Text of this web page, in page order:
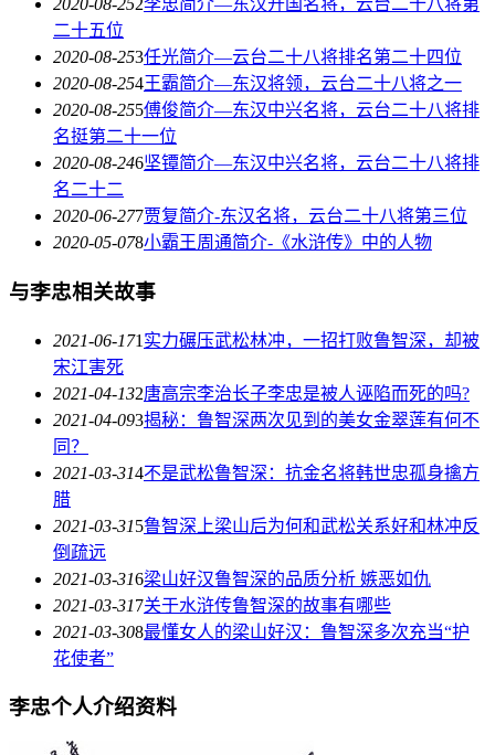
2020-08-252李忠简介—东汉开国名将，云台二十八将第
二十五位
2020-08-253任光简介—云台二十八将排名第二十四位
2020-08-254王霸简介—东汉将领，云台二十八将之一
2020-08-255傅俊简介—东汉中兴名将，云台二十八将排
名挺第二十一位
2020-08-246坚镡简介—东汉中兴名将，云台二十八将排
名二十二
2020-06-277贾复简介-东汉名将，云台二十八将第三位
2020-05-078小霸王周通简介-《水浒传》中的人物
与李忠相关故事
2021-06-171 实力碾压武松林冲，一招打败鲁智深，却被
宋江害死
2021-04-132唐高宗李治长子李忠是被人诬陷而死的吗?
2021-04-093揭秘：鲁智深两次见到的美女金翠莲有何不
同？
2021-03-314不是武松鲁智深：抗金名将韩世忠孤身擒方
腊
2021-03-315鲁智深上梁山后为何和武松关系好和林冲反
倒疏远
2021-03-316梁山好汉鲁智深的品质分析 嫉恶如仇
2021-03-317关于水浒传鲁智深的故事有哪些
2021-03-308最懂女人的梁山好汉：鲁智深多次充当“护
花使者”
李忠个人介绍资料